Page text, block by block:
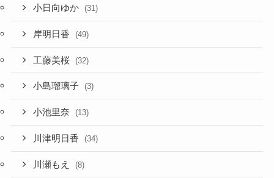
小日向ゆか (31)
岸明日香 (49)
工藤美桜 (32)
小島瑠璃子 (3)
小池里奈 (13)
川津明日香 (34)
川瀬もえ (8)